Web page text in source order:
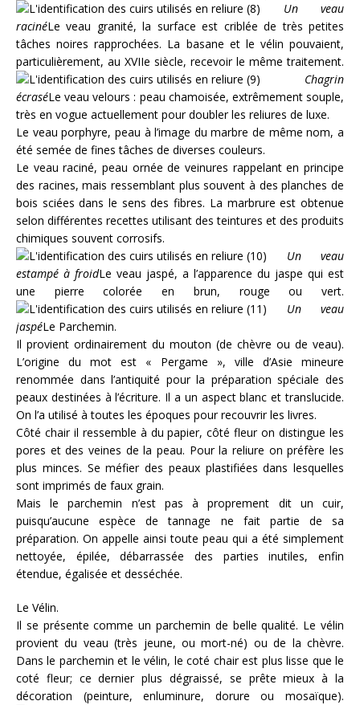
Un veau
racinéLe veau granité, la surface est criblée de très petites
tâches noires rapprochées. La basane et le vélin pouvaient,
particulièrement, au XVIIe siècle, recevoir le même traitement.
Chagrin
écraséLe veau velours : peau chamoisée, extrêmement souple,
très en vogue actuellement pour doubler les reliures de luxe.
Le veau porphyre, peau à l’image du marbre de même nom, a
été semée de fines tâches de diverses couleurs.
Le veau raciné, peau ornée de veinures rappelant en principe
des racines, mais ressemblant plus souvent à des planches de
bois sciées dans le sens des fibres. La marbrure est obtenue
selon différentes recettes utilisant des teintures et des produits
chimiques souvent corrosifs.
Un veau
estampé à froidLe veau jaspé, a l’apparence du jaspe qui est
une pierre colorée en brun, rouge ou vert.
Un veau
jaspéLe Parchemin.
Il provient ordinairement du mouton (de chèvre ou de veau).
L’origine du mot est « Pergame », ville d’Asie mineure
renommée dans l’antiquité pour la préparation spéciale des
peaux destinées à l’écriture. Il a un aspect blanc et translucide.
On l’a utilisé à toutes les époques pour recouvrir les livres.
Côté chair il ressemble à du papier, côté fleur on distingue les
pores et des veines de la peau. Pour la reliure on préfère les
plus minces. Se méfier des peaux plastifiées dans lesquelles
sont imprimés de faux grain.
Mais le parchemin n’est pas à proprement dit un cuir,
puisqu’aucune espèce de tannage ne fait partie de sa
préparation. On appelle ainsi toute peau qui a été simplement
nettoyée, épilée, débarrassée des parties inutiles, enfin
étendue, égalisée et desséchée.
Le Vélin.
Il se présente comme un parchemin de belle qualité. Le vélin
provient du veau (très jeune, ou mort-né) ou de la chèvre.
Dans le parchemin et le vélin, le coté chair est plus lisse que le
coté fleur; ce dernier plus dégraissé, se prête mieux à la
décoration (peinture, enluminure, dorure ou mosaïque).